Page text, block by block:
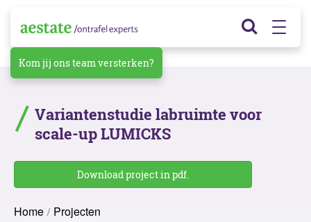
Kom jij ons team versterken?
Variantenstudie labruimte voor
scale-up LUMICKS
Download project in pdf.
Home
Projecten